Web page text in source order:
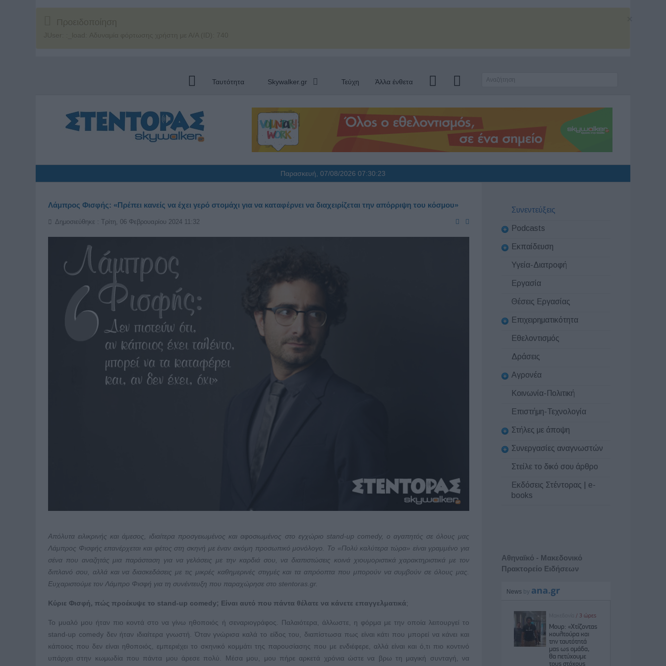
Προειδοποίηση
JUser: :_load: Αδυναμία φόρτωσης χρήστη με Α/Α (ID): 740
Ταυτότητα Skywalker.gr Τεύχη Άλλα ένθετα
Παρασκευή, 07/08/2026 07:30:24
Λάμπρος Φισφής: «Πρέπει κανείς να έχει γερό στομάχι για να καταφέρνει να διαχειρίζεται την απόρριψη του κόσμου»
Δημοσιεύθηκε : Τρίτη, 06 Φεβρουαρίου 2024 11:32
Απόλυτα ειλικρινής και άμεσος, ιδιαίτερα προσγειωμένος και αφοσιωμένος στο εγχώριο stand-up comedy, ο αγαπητός σε όλους μας
Λάμπρος Φισφής επανέρχεται και φέτος στη σκηνή με έναν ακόμη προσωπικό μονόλογο. Το «Πολύ καλύτερα τώρα» είναι γραμμένο για
σένα που αναζητάς μια παράσταση για να γελάσεις με την καρδιά σου, να διαπιστώσεις κοινά χιουμοριστικά χαρακτηριστικά με τον
διπλανό σου, αλλά και να διασκεδάσεις με τις μικρές καθημερινές στιγμές και τα απρόοπτα που μπορούν να συμβούν σε όλους μας.
Ευχαριστούμε τον Λάμπρο Φισφή για τη συνέντευξη που παραχώρησε στο stentoras gr.
Κύριε Φισφή, πώς προέκυψε το stand-up comedy; Είναι αυτό που πάντα θέλατε να κάνετε επαγγελματικά;
Το μυαλό μου ήταν πιο κοντά στο να γίνω ηθοποιός ή σεναριογράφος. Παλαιότερα, άλλωστε, η φόρμα με την οποία λειτουργεί το
stand-up comedy δεν ήταν ιδιαίτερα γνωστή. Όταν γνώρισα καλά το είδος του, διαπίστωσα πως είναι κάτι που μπορεί να κάνει και
κάποιος που δεν είναι ηθοποιός, εμπεριέχει το σκηνικό κομμάτι της παρουσίασης που με ενδιέφερε, αλλά είναι και ό,τι πιο κοντινό
υπάρχει στην κωμωδία που πάντα μου άρεσε πολύ. Μέσα μου, μου πήρε αρκετά χρόνια ώστε να βρω τη μαγική συνταγή, να
Συνεντεύξεις
Podcasts
Εκπαίδευση
Υγεία-Διατροφή
Εργασία
Θέσεις Εργασίας
Επιχειρηματικότητα
Εθελοντισμός
Δράσεις
Αγρονέα
Κοινωνία-Πολιτική
Επιστήμη-Τεχνολογία
Στήλες με άποψη
Συνεργασίες αναγνωστών
Στείλε το δικό σου άρθρο
Εκδόσεις Στέντορας | e-
books
Αθηναϊκό - Μακεδονικό
Πρακτορείο Ειδήσεων